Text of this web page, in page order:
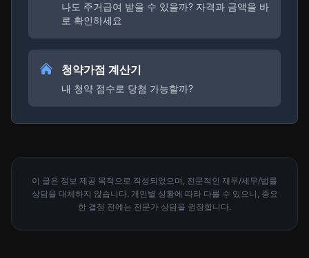
나도 주거급여 받을 수 있을까? 자격과 금액을 바
로 확인하세요
청약가점 계산기
내 청약 점수로 당첨 가능할까?
이 글은 정보 제공 목적으로 작성되었으며, 전문적인 재무/세무/법률
상담을 대체하지 않습니다. 개인별 상황에 따라 다를 수 있으니, 중요
한 결정 전에는 전문가 상담을 권장합니다.